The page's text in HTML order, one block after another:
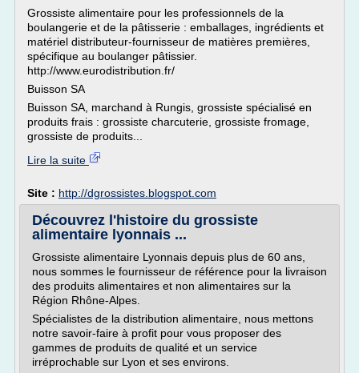
Grossiste alimentaire pour les professionnels de la
boulangerie et de la pâtisserie : emballages, ingrédients et
matériel distributeur-fournisseur de matières premières,
spécifique au boulanger pâtissier.
http://www.eurodistribution.fr/
Buisson SA
Buisson SA, marchand à Rungis, grossiste spécialisé en
produits frais : grossiste charcuterie, grossiste fromage,
grossiste de produits...
Lire la suite
Site : http://dgrossistes.blogspot.com
Découvrez l'histoire du grossiste
alimentaire lyonnais ...
Grossiste alimentaire Lyonnais depuis plus de 60 ans,
nous sommes le fournisseur de référence pour la livraison
des produits alimentaires et non alimentaires sur la
Région Rhône-Alpes.
Spécialistes de la distribution alimentaire, nous mettons
notre savoir-faire à profit pour vous proposer des
gammes de produits de qualité et un service
irréprochable sur Lyon et ses environs.